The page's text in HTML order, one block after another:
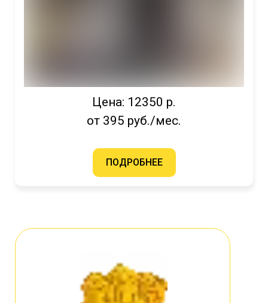
Цена: 12350 р.
от 395 руб./мес.
ПОДРОБНЕЕ